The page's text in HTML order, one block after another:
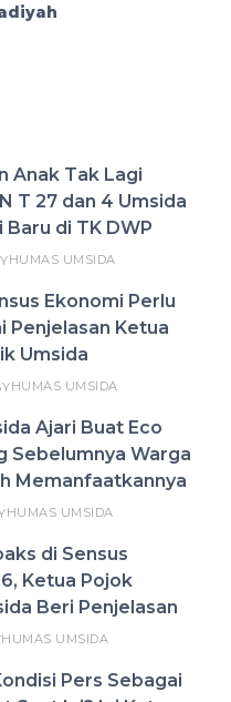
Anak Tak Lagi
T 27 dan 4 Umsida
Baru di TK DWP
HUMAS UMSIDA
Ekonomi Perlu
Penjelasan Ketua
Umsida
HUMAS UMSIDA
Ajari Buat Eco
Sebelumnya Warga
Memanfaatkannya
HUMAS UMSIDA
di Sensus
Ketua Pojok
Beri Penjelasan
HUMAS UMSIDA
Pers Sebagai